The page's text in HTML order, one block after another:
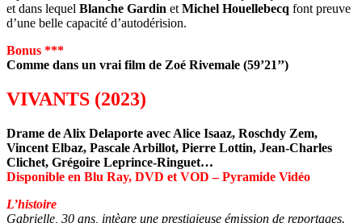
et dans lequel Blanche Gardin et Michel Houellebecq font preuve
d’une belle capacité d’autodérision.
Bonus ***
Comme dans un vrai film de Zoé Rivemale (59’21’’)
VIVANTS (2023)
Drame de Alix Delaporte avec Alice Isaaz, Roschdy Zem,
Vincent Elbaz, Pascale Arbillot, Pierre Lottin, Jean-Charles
Clichet, Grégoire Leprince-Ringuet…
Disponible en Blu Ray, DVD et VOD – Pyramide Vidéo
L’histoire
Gabrielle, 30 ans, intègre une prestigieuse émission de reportages.